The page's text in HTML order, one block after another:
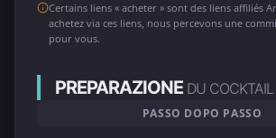
Certains liens « acheter » sont des liens affiliés
achetez via ces liens, nous percevons une
pour vous.
PREPARAZIONE DU
PASSO DOPO PASSO